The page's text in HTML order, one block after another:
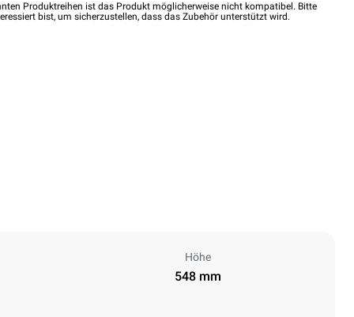
Produktreihen ist das Produkt möglicherweise nicht kompatibel. Bitte
bist, um sicherzustellen, dass das Zubehör unterstützt wird.
Höhe
548 mm